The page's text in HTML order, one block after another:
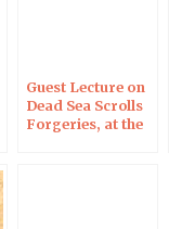
Guest Lecture on
Dead Sea Scrolls
Forgeries, at the